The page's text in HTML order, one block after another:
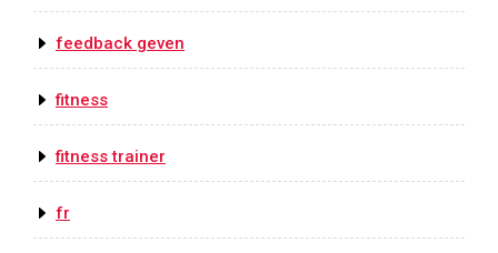
feedback geven
fitness
fitness trainer
fr